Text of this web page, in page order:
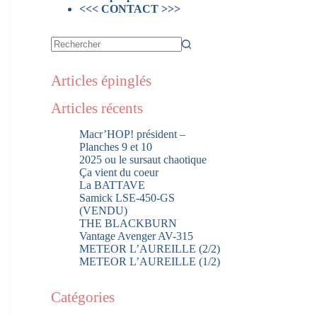
<<< CONTACT >>>
Articles épinglés
Articles récents
Macr’HOP! président –
Planches 9 et 10
2025 ou le sursaut chaotique
Ça vient du coeur
La BATTAVE
Samick LSE-450-GS
(VENDU)
THE BLACKBURN
Vantage Avenger AV-315
METEOR L’AUREILLE (2/2)
METEOR L’AUREILLE (1/2)
Catégories